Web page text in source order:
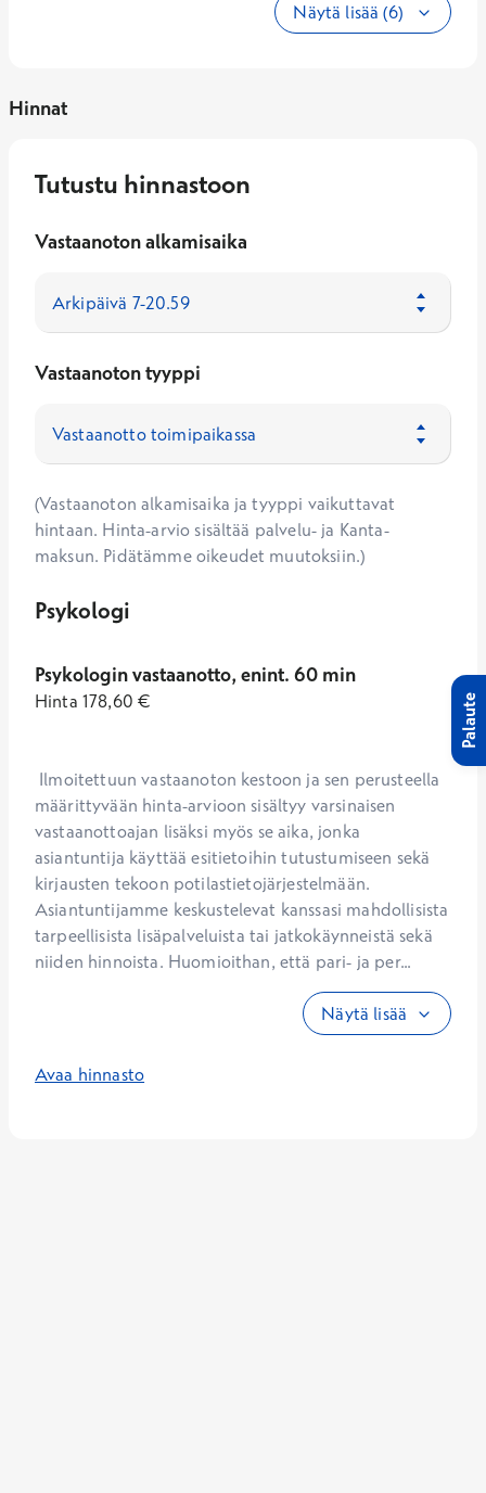
Näytä lisää (6)
Hinnat
Tutustu hinnastoon
Vastaanoton alkamisaika
Vastaanoton tyyppi
(Vastaanoton alkamisaika ja tyyppi vaikuttavat
hintaan. Hinta-arvio sisältää palvelu- ja Kanta-
maksun. Pidätämme oikeudet muutoksiin.)
Psykologi
Psykologin vastaanotto, enint. 60 min
Hinta 178,60 €
määrittyvään hinta-arvioon sisältyy varsinaisen
vastaanottoajan lisäksi myös se aika, jonka
asiantuntija käyttää esitietoihin tutustumiseen sekä
kirjausten tekoon potilastietojärjestelmään.
Asiantuntijamme keskustelevat kanssasi mahdollisista
tarpeellisista lisäpalveluista tai jatkokäynneistä sekä
niiden hinnoista. Huomioithan, että pari- ja per...
Näytä lisää
Avaa hinnasto
Palaute